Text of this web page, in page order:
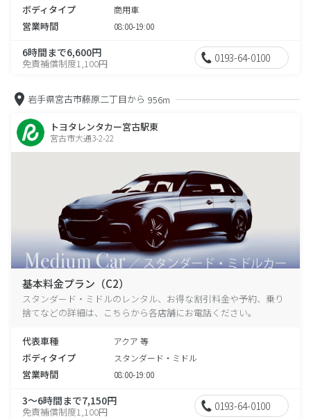
ボディタイプ 商用車
営業時間 08:00-19:00
6時間まで6,600円
免責補償制度1,100円 0193-64-0100
岩手県宮古市藤原二丁目から 956m
トヨタレンタカー宮古駅東
宮古市大通3-2-22
基本料金プラン（C2）
スタンダード・ミドルのレンタル、お得な割引料金や予約、乗り
捨てなどの詳細は、こちらから各店舗にお電話ください。
代表車種 アクア 等
ボディタイプ スタンダード・ミドル
営業時間 08:00-19:00
3～6時間まで7,150円
免責補償制度1,100円 0193-64-0100